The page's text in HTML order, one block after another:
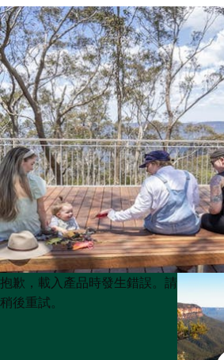
Product
List
Product
List
抱歉，載入產品時發生錯誤。請
稍後重試。